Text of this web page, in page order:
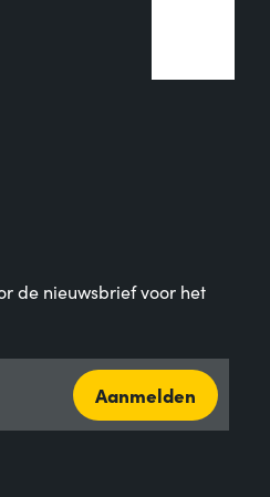
de nieuwsbrief voor het
Aanmelden